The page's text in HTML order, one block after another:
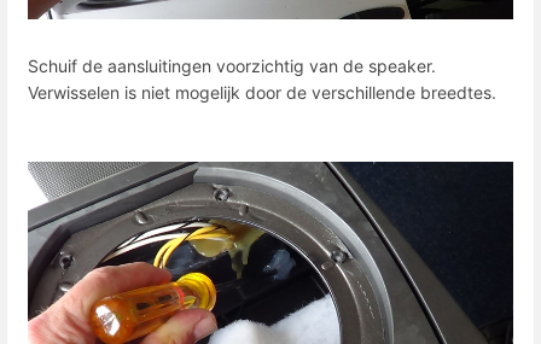
Schuif de aansluitingen voorzichtig van de speaker.
Verwisselen is niet mogelijk door de verschillende breedtes.